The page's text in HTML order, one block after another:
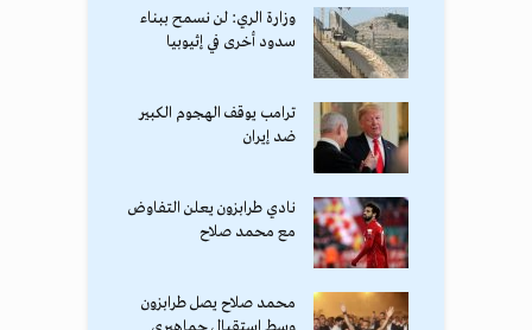
وزارة الري: لن نسمح ببناء
سدود أخرى في إثيوبيا
ترامب يوقف الهجوم الكبير
ضد إيران
نادي طرابزون يعلن التفاوض
مع محمد صلاح
محمد صلاح يصل طرابزون